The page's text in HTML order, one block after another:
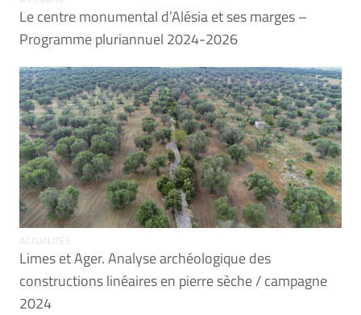
Le centre monumental d’Alésia et ses marges –
Programme pluriannuel 2024-2026
ACTUALITÉS
Limes et Ager. Analyse archéologique des
constructions linéaires en pierre sèche / campagne
2024